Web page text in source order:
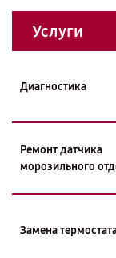
Услуги
Диагностика
Ремонт датчика
морозильного
Замена